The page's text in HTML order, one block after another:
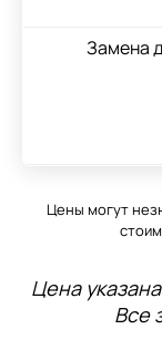
Замена
Цены могут
Цена
Все